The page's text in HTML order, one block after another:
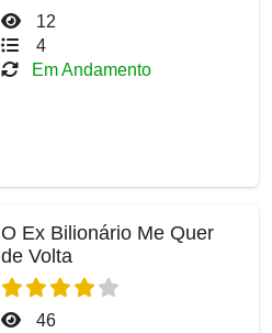
12
4
Em Andamento
O Ex Bilionário Me Quer
de Volta
46